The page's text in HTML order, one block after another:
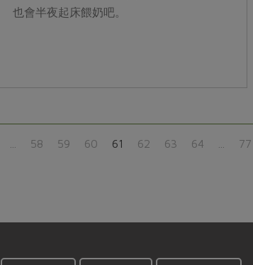
也會半夜起床餵奶吧。
58 59 60 61 62 63 64 77